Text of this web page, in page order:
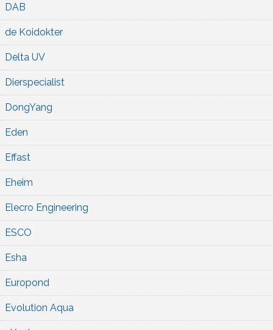
DAB
de Koidokter
Delta UV
Dierspecialist
DongYang
Eden
Effast
Eheim
Elecro Engineering
ESCO
Esha
Europond
Evolution Aqua